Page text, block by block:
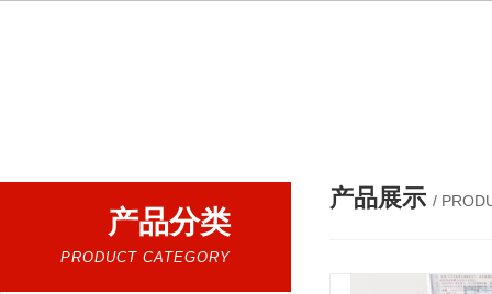
产品分类
PRODUCT CATEGORY
产品展示 /